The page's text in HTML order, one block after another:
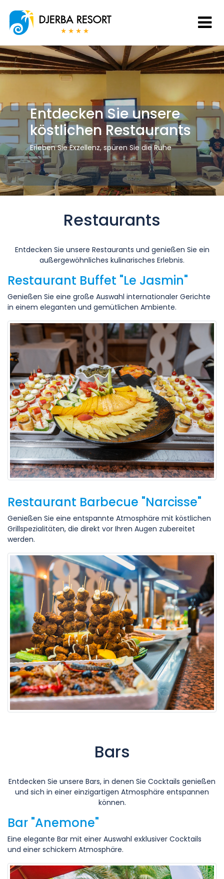
Entdecken Sie unsere
köstlichen Restaurants
Erleben Sie Exzellenz, spüren Sie die Ruhe
Restaurants
Entdecken Sie unsere Restaurants und genießen Sie ein
außergewöhnliches kulinarisches Erlebnis.
Restaurant Buffet "Le Jasmin"
Genießen Sie eine große Auswahl internationaler Gerichte
in einem eleganten und gemütlichen Ambiente.
Restaurant Barbecue "Narcisse"
Genießen Sie eine entspannte Atmosphäre mit köstlichen
Grillspezialitäten, die direkt vor Ihren Augen zubereitet
werden.
Bars
Entdecken Sie unsere Bars, in denen Sie Cocktails genießen
und sich in einer einzigartigen Atmosphäre entspannen
können.
Bar "Anemone"
Eine elegante Bar mit einer Auswahl exklusiver Cocktails
und einer schickem Atmosphäre.